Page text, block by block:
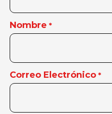
Nombre *
Correo Electrónico *